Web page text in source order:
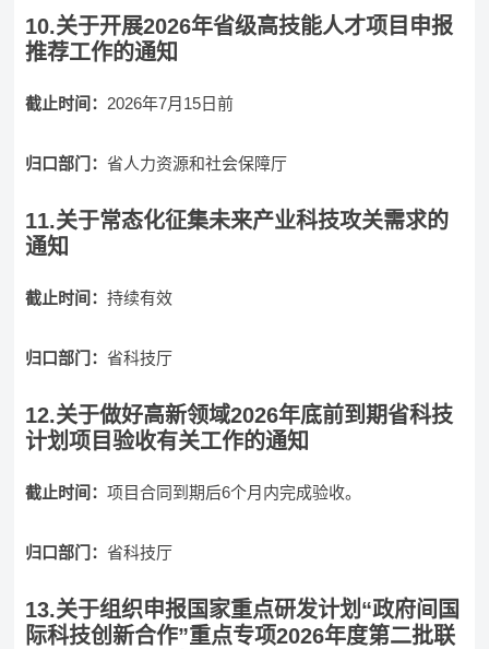
10.关于开展2026年省级高技能人才项目申报
推荐工作的通知
截止时间： 2026年7月15日前
归口部门：省人力资源和社会保障厅
11.关于常态化征集未来产业科技攻关需求的
通知
截止时间：持续有效
归口部门：省科技厅
12.关于做好高新领域2026年底前到期省科技
计划项目验收有关工作的通知
截止时间：项目合同到期后6个月内完成验收。
归口部门：省科技厅
13.关于组织申报国家重点研发计划“政府间国
际科技创新合作”重点专项2026年度第二批联